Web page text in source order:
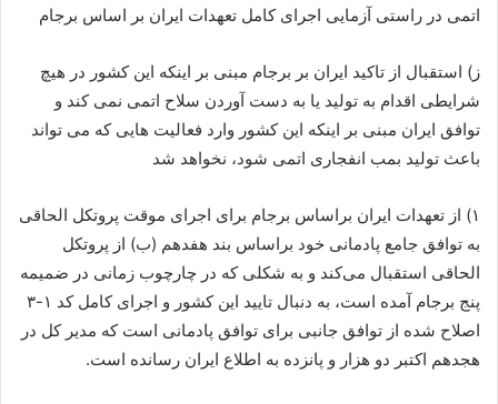
اتمی در راستی آزمایی اجرای کامل تعهدات ایران بر اساس برجام
ز) استقبال از تاکید ایران بر برجام مبنی بر اینکه این کشور در هیچ
شرایطی اقدام به تولید یا به دست آوردن سلاح اتمی نمی کند و
توافق ایران مبنی بر اینکه این کشور وارد فعالیت هایی که می تواند
باعث تولید بمب انفجاری اتمی شود، نخواهد شد
۱) از تعهدات ایران براساس برجام برای اجرای موقت پروتکل الحاقی
به توافق جامع پادمانی خود براساس بند هفدهم (ب) از پروتکل
الحاقی استقبال می‌کند و به شکلی که در چارچوب زمانی در ضمیمه
پنج برجام آمده است، به دنبال تایید این کشور و اجرای کامل کد ۱-۳
اصلاح شده از توافق جانبی برای توافق پادمانی است که مدیر کل در
هجدهم اکتبر دو هزار و پانزده به اطلاع ایران رسانده است.